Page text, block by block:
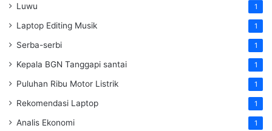
Luwu 1
Laptop Editing Musik 1
Serba-serbi 1
Kepala BGN Tanggapi santai 1
Puluhan Ribu Motor Listrik 1
Rekomendasi Laptop 1
Analis Ekonomi 1